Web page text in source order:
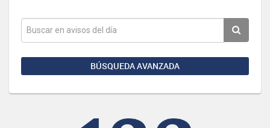
BÚSQUEDA AVANZADA